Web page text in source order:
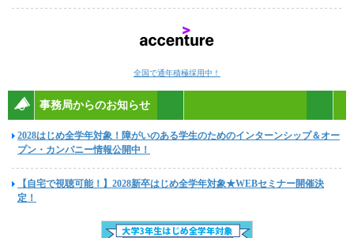
全国で通年積極採用中！
事務局からのお知らせ
2028はじめ全学年対象！障がいのある学生のためのインターンシップ＆オー
プン・カンパニー情報公開中！
【自宅で視聴可能！】2028新卒はじめ全学年対象★WEBセミナー開催決
定！